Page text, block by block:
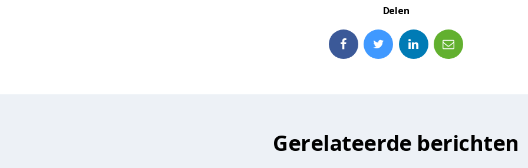
Delen
Gerelateerde berichten